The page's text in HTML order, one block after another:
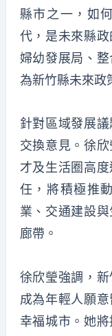
縣市之一，如
代，是未來縣
婦幼發展局、
為新竹縣未來政
針對區域發展
交換意見。徐
才及生活圈高
任，將積極推
業、交通建設
廊帶。
徐欣瑩強調，
成為年輕人願
幸福城市。她